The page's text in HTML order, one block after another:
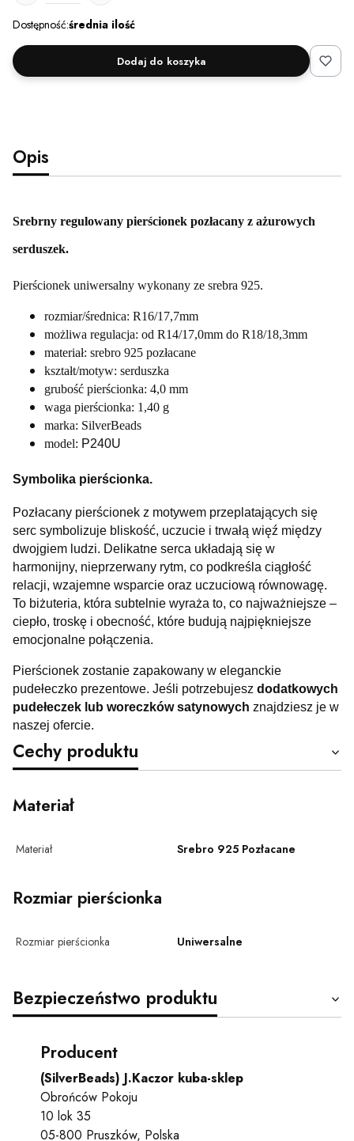
Dostępność:średnia ilość
Dodaj do koszyka
Opis
Srebrny regulowany pierścionek pozłacany z ażurowych
serduszek.
Pierścionek uniwersalny wykonany ze srebra 925.
rozmiar/średnica: R16/17,7mm
możliwa regulacja: od R14/17,0mm do R18/18,3mm
materiał: srebro 925 pozłacane
kształt/motyw: serduszka
grubość pierścionka: 4,0 mm
waga pierścionka: 1,40 g
marka: SilverBeads
model: P240U
Symbolika pierścionka.
Pozłacany pierścionek z motywem przeplatających się
serc symbolizuje bliskość, uczucie i trwałą więź między
dwojgiem ludzi. Delikatne serca układają się w
harmonijny, nieprzerwany rytm, co podkreśla ciągłość
relacji, wzajemne wsparcie oraz uczuciową równowagę.
To biżuteria, która subtelnie wyraża to, co najważniejsze –
ciepło, troskę i obecność, które budują najpiękniejsze
emocjonalne połączenia.
Pierścionek zostanie zapakowany w eleganckie
pudełeczko prezentowe. Jeśli potrzebujesz dodatkowych
pudełeczek lub woreczków satynowych znajdziesz je w
naszej ofercie.
Cechy produktu
Materiał
Materiał Srebro 925 Pozłacane
Rozmiar pierścionka
Rozmiar pierścionka Uniwersalne
Bezpieczeństwo produktu
Producent
(SilverBeads) J.Kaczor kuba-sklep
Obrońców Pokoju
10 lok 35
05-800 Pruszków, Polska